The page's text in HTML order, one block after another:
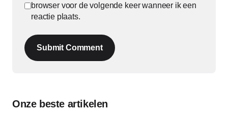
browser voor de volgende keer wanneer ik een
reactie plaats.
Submit Comment
Onze beste artikelen